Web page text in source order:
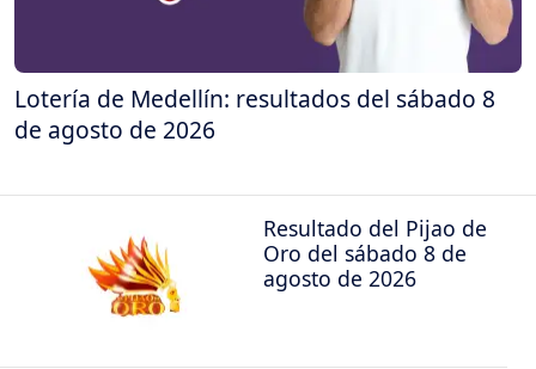
Lotería de Medellín: resultados del sábado 8
de agosto de 2026
Resultado del Pijao de
Oro del sábado 8 de
agosto de 2026